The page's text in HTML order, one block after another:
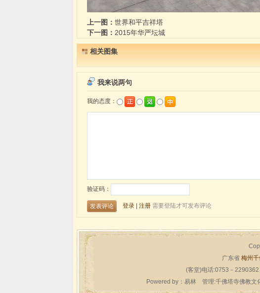
上一图： 世界和平吉祥塔
下一图： 2015年华严坛城
相关图集
广东省 梅州
(客堂)电话:0753－
Powered by： 易林 管理:千佛塔寺佛教文